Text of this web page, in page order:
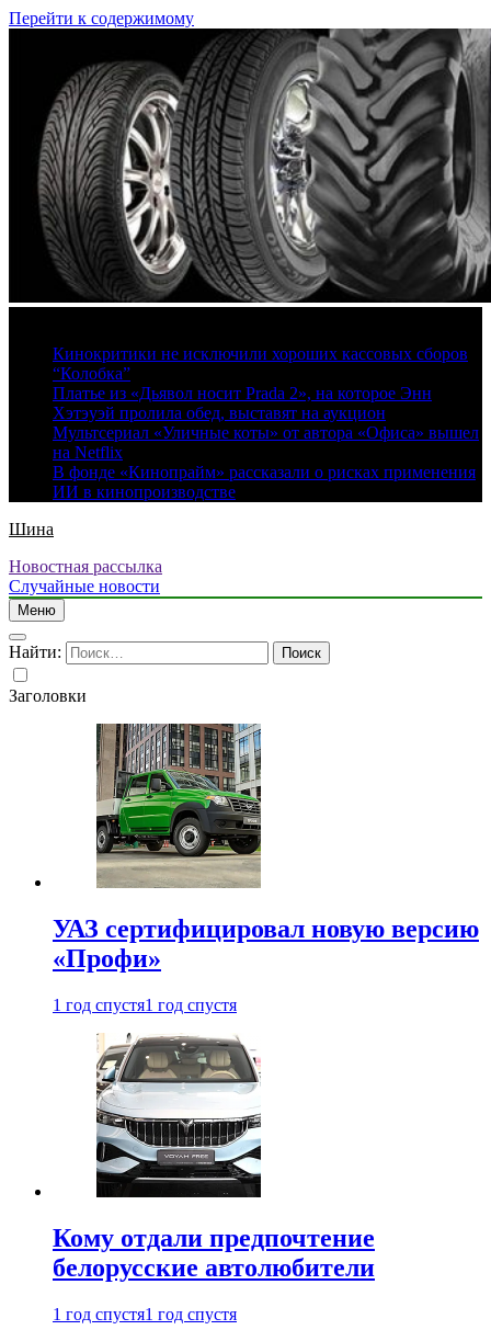
Перейти к содержимому
Кинокритики не исключили хороших кассовых сборов
“Колобка”
Платье из «Дьявол носит Prada 2», на которое Энн
Хэтэуэй пролила обед, выставят на аукцион
Мультсериал «Уличные коты» от автора «Офиса» вышел
на Netflix
В фонде «Кинопрайм» рассказали о рисках применения
ИИ в кинопроизводстве
Шина
Новостная рассылка
Случайные новости
Меню
Найти:
Заголовки
УАЗ сертифицировал новую версию
«Профи»
1 год спустя1 год спустя
Кому отдали предпочтение
белорусские автолюбители
1 год спустя1 год спустя